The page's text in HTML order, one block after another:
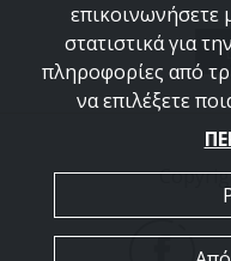
επικοινωνήσετε
στατιστικά για
πληροφορίες από
να επιλέξετε